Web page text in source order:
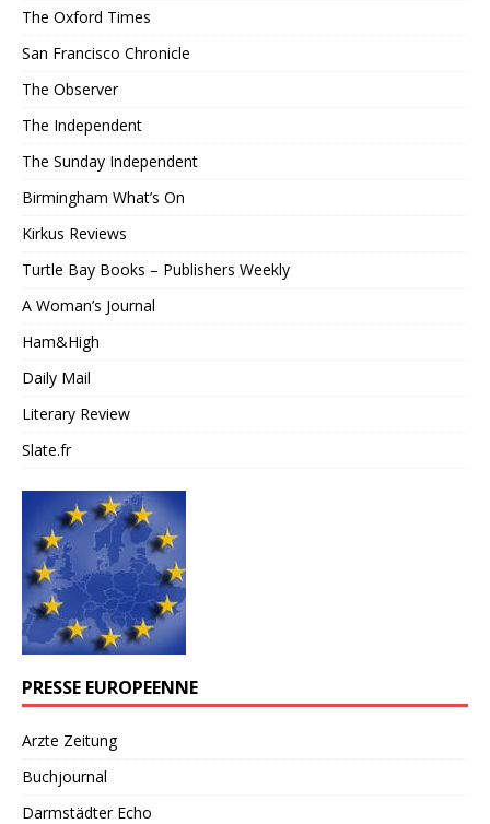
The Oxford Times
San Francisco Chronicle
The Observer
The Independent
The Sunday Independent
Birmingham What’s On
Kirkus Reviews
Turtle Bay Books – Publishers Weekly
A Woman’s Journal
Ham&High
Daily Mail
Literary Review
Slate.fr
PRESSE EUROPEENNE
Arzte Zeitung
Buchjournal
Darmstädter Echo